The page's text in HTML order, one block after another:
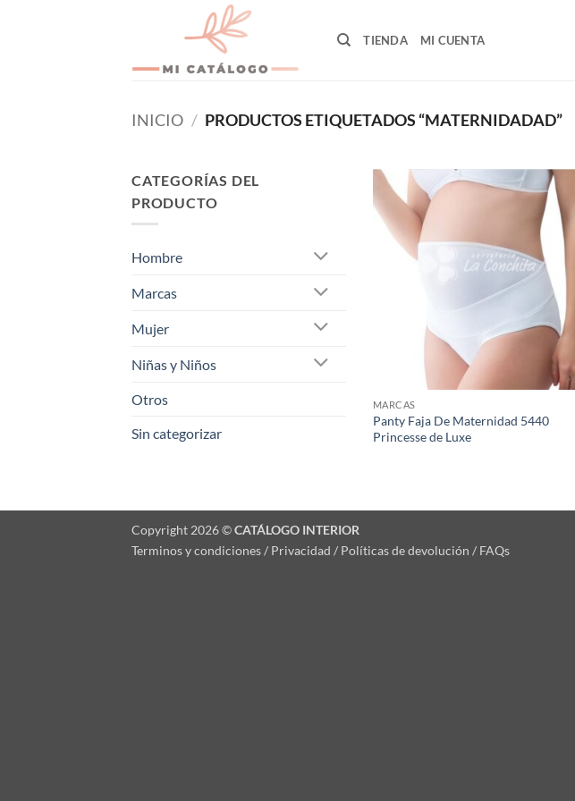
TIENDA MI CUENTA
INICIO / PRODUCTOS ETIQUETADOS “MATERNIDADAD”
CATEGORÍAS DEL
PRODUCTO
Hombre
Marcas
Mujer
Niñas y Niños
Otros
Sin categorizar
MARCAS
Panty Faja De Maternidad 5440
Princesse de Luxe
Copyright 2026 ©CATÁLOGO INTERIOR
Terminos y condiciones / Privacidad / Políticas de devolución / FAQs